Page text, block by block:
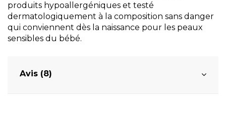
produits hypoallergéniques et testé
dermatologiquement à la composition sans danger
qui conviennent dès la naissance pour les peaux
sensibles du bébé.
Avis (8)